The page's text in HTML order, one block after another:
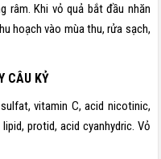
râm. Khi vỏ quả bắt đầu nhăn
hoạch vào mùa thu, rửa sạch,
CÂU KỶ
vitamin C, acid nicotinic,
protid, acid cyanhydric. Vỏ